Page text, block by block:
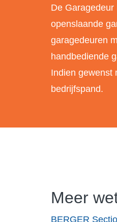
De
openslaande
garagedeuren
handbediende
Indien gewenst
bedrijfspand.
Meer
BERGER